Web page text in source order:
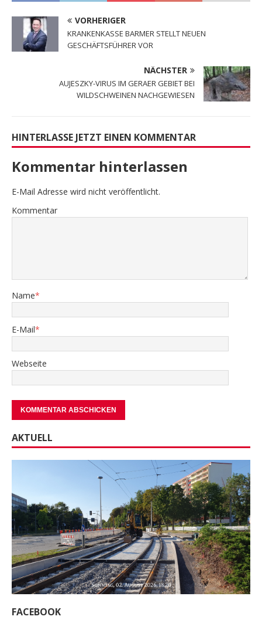
VORHERIGER
KRANKENKASSE BARMER STELLT NEUEN
GESCHÄFTSFÜHRER VOR
NÄCHSTER
AUJESZKY-VIRUS IM GERAER GEBIET BEI
WILDSCHWEINEN NACHGEWIESEN
HINTERLASSE JETZT EINEN KOMMENTAR
Kommentar hinterlassen
E-Mail Adresse wird nicht veröffentlicht.
Kommentar
Name*
E-Mail*
Webseite
AKTUELL
FACEBOOK